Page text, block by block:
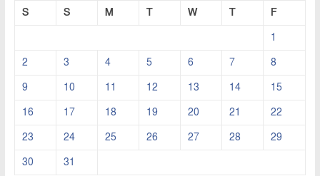
S
S M T W T
F
1
2
3 4 5 6 7
8
9
10 11 12 13 14
15
16
17 18 19 20 21
22
23
24 25 26 27 28
29
30
31